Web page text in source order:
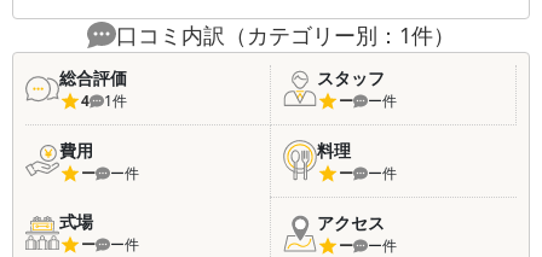
口コミ内訳（カテゴリー別： 1件）
総合評価
4 1件
スタッフ
ー ー件
費用
ー ー件
料理
ー ー件
式場
ー ー件
アクセス
ー ー件